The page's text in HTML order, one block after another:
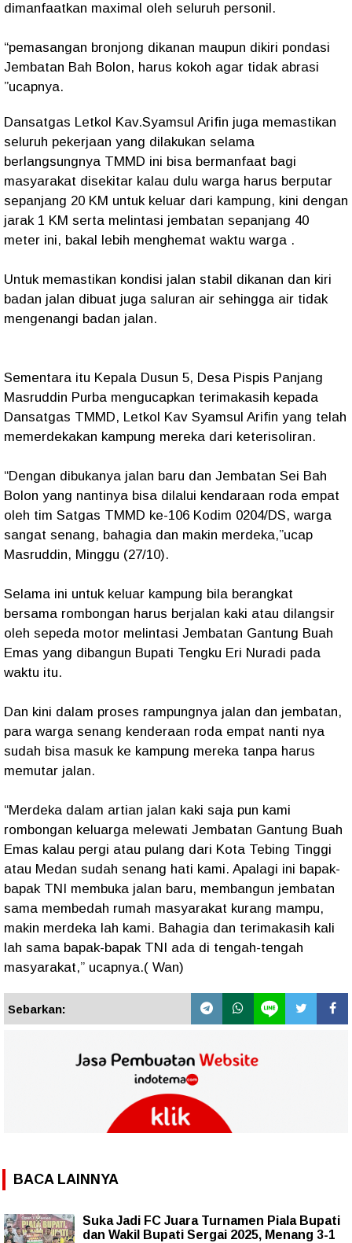
dimanfaatkan maximal oleh seluruh personil.
“pemasangan bronjong dikanan maupun dikiri pondasi
Jembatan Bah Bolon, harus kokoh agar tidak abrasi
”ucapnya.
Dansatgas Letkol Kav.Syamsul Arifin juga memastikan
seluruh pekerjaan yang dilakukan selama
berlangsungnya TMMD ini bisa bermanfaat bagi
masyarakat disekitar kalau dulu warga harus berputar
sepanjang 20 KM untuk keluar dari kampung, kini dengan
jarak 1 KM serta melintasi jembatan sepanjang 40
meter ini, bakal lebih menghemat waktu warga .
Untuk memastikan kondisi jalan stabil dikanan dan kiri
badan jalan dibuat juga saluran air sehingga air tidak
mengenangi badan jalan.
Sementara itu Kepala Dusun 5, Desa Pispis Panjang
Masruddin Purba mengucapkan terimakasih kepada
Dansatgas TMMD, Letkol Kav Syamsul Arifin yang telah
memerdekakan kampung mereka dari keterisoliran.
“Dengan dibukanya jalan baru dan Jembatan Sei Bah
Bolon yang nantinya bisa dilalui kendaraan roda empat
oleh tim Satgas TMMD ke-106 Kodim 0204/DS, warga
sangat senang, bahagia dan makin merdeka,”ucap
Masruddin, Minggu (27/10).
Selama ini untuk keluar kampung bila berangkat
bersama rombongan harus berjalan kaki atau dilangsir
oleh sepeda motor melintasi Jembatan Gantung Buah
Emas yang dibangun Bupati Tengku Eri Nuradi pada
waktu itu.
Dan kini dalam proses rampungnya jalan dan jembatan,
para warga senang kenderaan roda empat nanti nya
sudah bisa masuk ke kampung mereka tanpa harus
memutar jalan.
“Merdeka dalam artian jalan kaki saja pun kami
rombongan keluarga melewati Jembatan Gantung Buah
Emas kalau pergi atau pulang dari Kota Tebing Tinggi
atau Medan sudah senang hati kami. Apalagi ini bapak-
bapak TNI membuka jalan baru, membangun jembatan
sama membedah rumah masyarakat kurang mampu,
makin merdeka lah kami. Bahagia dan terimakasih kali
lah sama bapak-bapak TNI ada di tengah-tengah
masyarakat,” ucapnya.( Wan)
Sebarkan:
BACA LAINNYA
Suka Jadi FC Juara Turnamen Piala Bupati
dan Wakil Bupati Sergai 2025, Menang 3-1